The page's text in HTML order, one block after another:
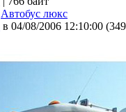
Автобус люкс
в 04/08/2006 12:10:00 (